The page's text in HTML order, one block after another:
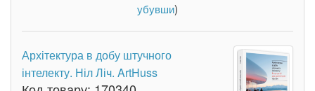
убувши)
Архітектура в добу штучного
інтелекту. Ніл Ліч. ArtHuss